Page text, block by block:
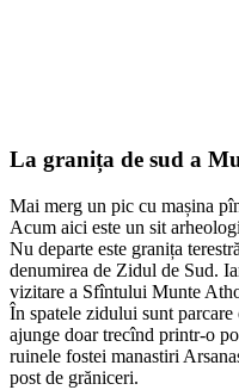
La granița de sud a
Mai merg un pic cu mașina
Acum aici este un sit
Nu departe este granița
denumirea de Zidul de Sud.
vizitare a Sfîntului Munte
În spatele zidului sunt parcare
ajunge doar trecînd printr-o
ruinele fostei manastiri
post de grăniceri.